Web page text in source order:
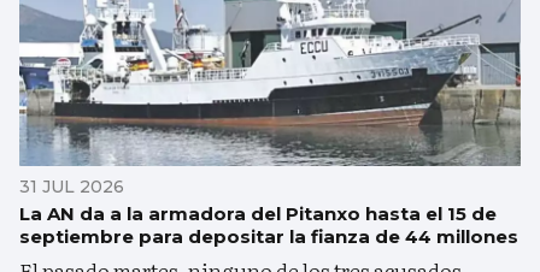
31 JUL 2026
La AN da a la armadora del Pitanxo hasta el 15 de
septiembre para depositar la fianza de 44 millones